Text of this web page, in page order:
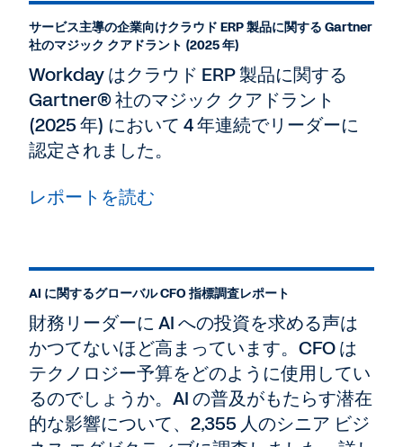
サービス主導の企業向けクラウド ERP 製品に関する Gartner
社のマジック クアドラント (2025 年)
Workday はクラウド ERP 製品に関する
Gartner® 社のマジック クアドラント
(2025 年) において 4 年連続でリーダーに
認定されました。
レポートを読む
AI に関するグローバル CFO 指標調査レポート
財務リーダーに AI への投資を求める声は
かつてないほど高まっています。CFO は
テクノロジー予算をどのように使用してい
るのでしょうか。AI の普及がもたらす潜在
的な影響について、2,355 人のシニア ビジ